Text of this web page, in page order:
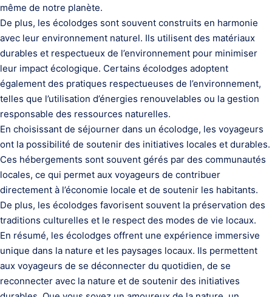
même de notre planète.
De plus, les écolodges sont souvent construits en harmonie
avec leur environnement naturel. Ils utilisent des matériaux
durables et respectueux de l’environnement pour minimiser
leur impact écologique. Certains écolodges adoptent
également des pratiques respectueuses de l’environnement,
telles que l’utilisation d’énergies renouvelables ou la gestion
responsable des ressources naturelles.
En choisissant de séjourner dans un écolodge, les voyageurs
ont la possibilité de soutenir des initiatives locales et durables.
Ces hébergements sont souvent gérés par des communautés
locales, ce qui permet aux voyageurs de contribuer
directement à l’économie locale et de soutenir les habitants.
De plus, les écolodges favorisent souvent la préservation des
traditions culturelles et le respect des modes de vie locaux.
En résumé, les écolodges offrent une expérience immersive
unique dans la nature et les paysages locaux. Ils permettent
aux voyageurs de se déconnecter du quotidien, de se
reconnecter avec la nature et de soutenir des initiatives